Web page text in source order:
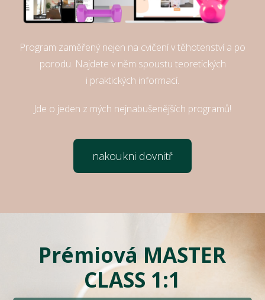
Program zaměřený nejen na cvičení v těhotenství a po
porodu. Najdete v něm spoustu teoretických
i praktických informací.
Jde o jeden z mých nejnabušenějších programů!
nakoukni dovnitř
Prémiová MASTER
CLASS 1:1